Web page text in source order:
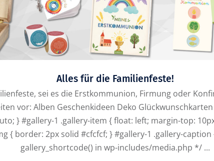
Alles für die Familienfeste!
sei es die Erstkommunion, Firmung oder
vor: Alben Geschenkideen Deko
} #gallery-1 .gallery-item { float: left; margin-top:
{ border: 2px solid #cfcfcf; } #gallery-1 .gallery-
gallery_shortcode() in wp-includes/media.php */ ...